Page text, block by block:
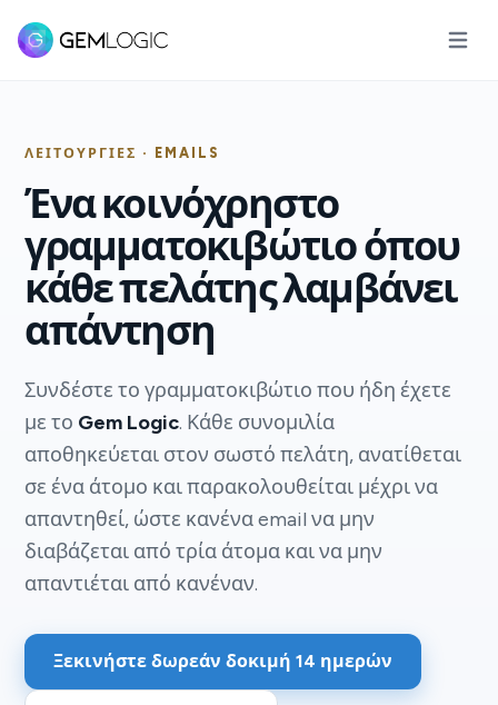
ΛΕΙΤΟΥΡΓΊΕΣ · EMAILS
Ένα κοινόχρηστο
γραμματοκιβώτιο όπου
κάθε πελάτης λαμβάνει
απάντηση
Συνδέστε το γραμματοκιβώτιο που ήδη έχετε
με το Gem Logic. Κάθε συνομιλία
αποθηκεύεται στον σωστό πελάτη, ανατίθεται
σε ένα άτομο και παρακολουθείται μέχρι να
απαντηθεί, ώστε κανένα email να μην
διαβάζεται από τρία άτομα και να μην
απαντιέται από κανέναν.
Ξεκινήστε δωρεάν δοκιμή 14 ημερών